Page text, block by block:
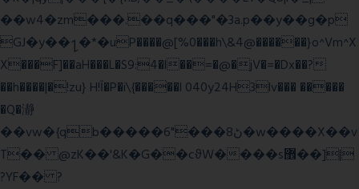
��w4�zm���.��q���"�3a.p��y��g�p
GJ�y��႑�*�uP����@[%0���h\&4@������}o^Vm^X
X���F]��aH���L�S9:4�l��=�@�jV�=�Dx��?
��h����|�!zu} H!Ī�P�i\{�����l 040y24H3lv��� �����
�Q�瀞
��vw�{qb�����6"���8ڻ�w����X��v
T�� @zK��'&K�G��cϑW����s޾��]|
?YF�� ?